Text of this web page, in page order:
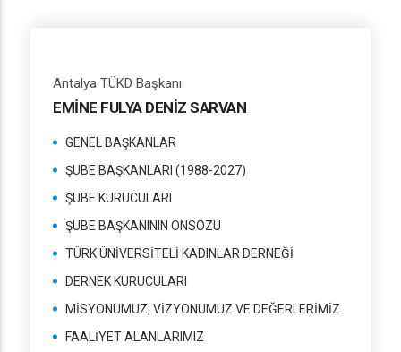
Antalya TÜKD Başkanı
EMİNE FULYA DENİZ SARVAN
GENEL BAŞKANLAR
ŞUBE BAŞKANLARI (1988-2027)
ŞUBE KURUCULARI
ŞUBE BAŞKANININ ÖNSÖZÜ
TÜRK ÜNİVERSİTELİ KADINLAR DERNEĞİ
DERNEK KURUCULARI
MİSYONUMUZ, VİZYONUMUZ VE DEĞERLERİMİZ
FAALİYET ALANLARIMIZ